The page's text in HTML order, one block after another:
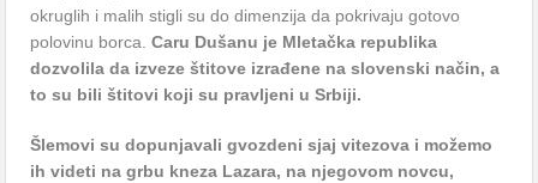
okruglih i malih stigli su do dimenzija da pokrivaju gotovo
polovinu borca.Caru Dušanu je Mletačka republika
dozvolila da izveze štitove izrađene na slovenski način, a
to su bili štitovi koji su pravljeni u Srbiji.
Šlemovi su dopunjavali gvozdeni sjaj vitezova i možemo
ih videti na grbu kneza Lazara, na njegovom novcu,